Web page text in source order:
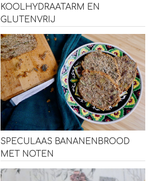
KOOLHYDRAATARM EN
GLUTENVRIJ
SPECULAAS BANANENBROOD
MET NOTEN